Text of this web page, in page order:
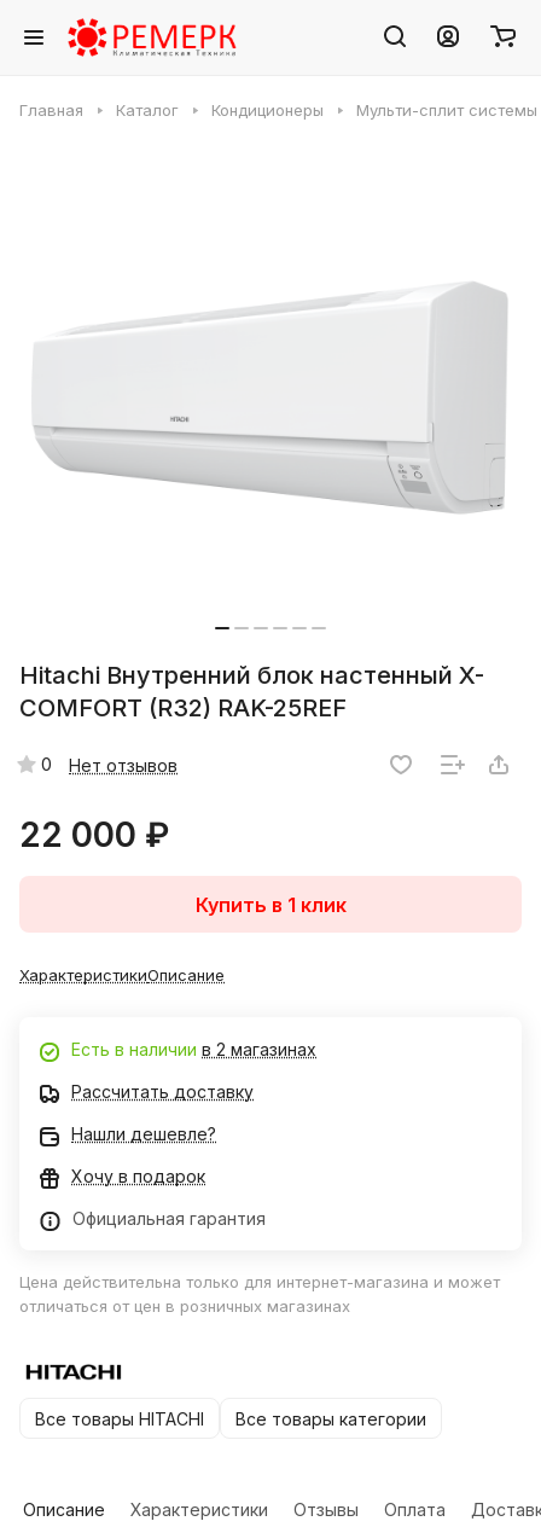
Главная Каталог Кондиционеры Мульти-сплит системы
Hitachi Внутренний блок настенный X-
COMFORT (R32) RAK-25REF
0 Нет отзывов
22 000 ₽
Купить в 1 клик
ХарактеристикиОписание
Есть в наличии в 2 магазинах
Рассчитать доставку
Нашли дешевле?
Хочу в подарок
Официальная гарантия
Цена действительна только для интернет-магазина и может
отличаться от цен в розничных магазинах
Все товары HITACHI Все товары категории
Описание Характеристики Отзывы Оплата